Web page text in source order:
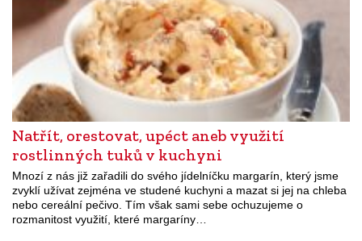
Natřít, orestovat, upéct aneb využití
rostlinných tuků v kuchyni
Mnozí z nás již zařadili do svého jídelníčku margarín, který jsme
zvyklí užívat zejména ve studené kuchyni a mazat si jej na chleba
nebo cereální pečivo. Tím však sami sebe ochuzujeme o
rozmanitost využití, které margaríny…